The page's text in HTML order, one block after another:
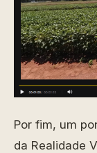
Por fim, um
da Realidade